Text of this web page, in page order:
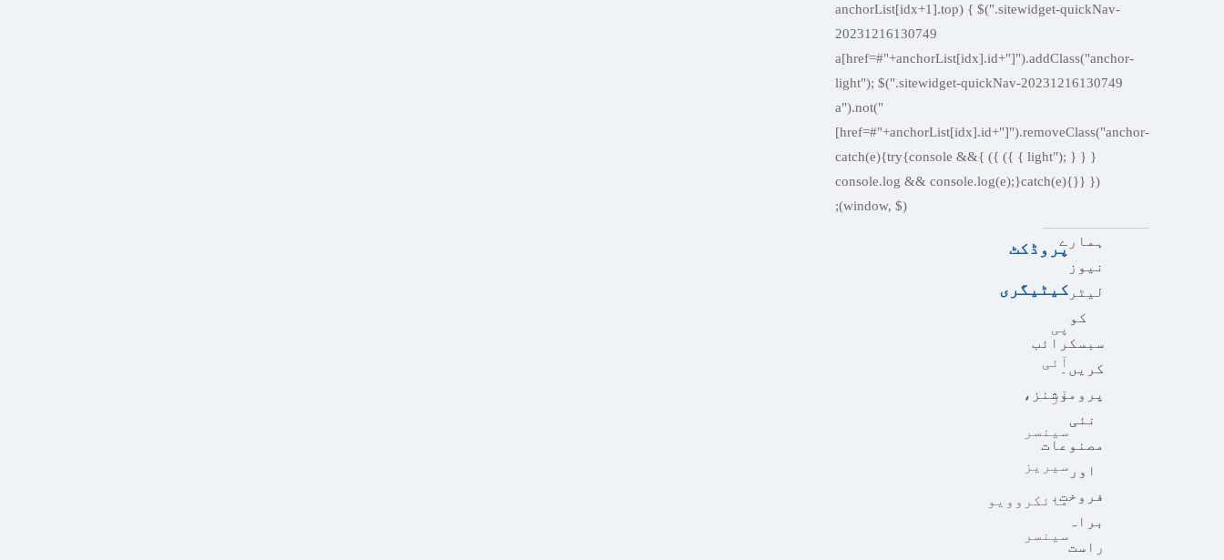
anchorList[idx+1].top) { $(".sitewidget-quickNav-
20231216130749
a[href=#"+anchorList[idx].id+"]").addClass("anchor-
light"); $(".sitewidget-quickNav-20231216130749
a").not("
[href=#"+anchorList[idx].id+"]").removeClass("anchor-
light"); } } } } }) }) }catch(e){try{console &&
console.log && console.log(e);}catch(e){}} })
(window, $);
پروڈکٹ
کیٹیگری
پی
آئی
آر
سینسر
سیریز
مائکروویو
سینسر
ہمارے
نیوز
لیٹر
کو
سبسکرائب
کریں۔
پروموشنز،
نئی
مصنوعات
اور
فروخت۔
براہ
راست